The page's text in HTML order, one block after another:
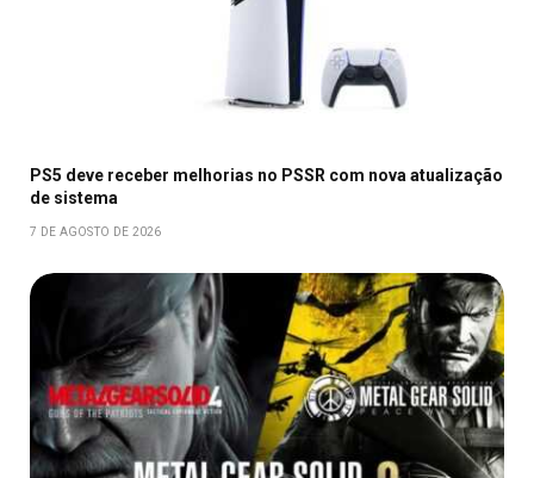
PS5 deve receber melhorias no PSSR com nova atualização
de sistema
7 DE AGOSTO DE 2026